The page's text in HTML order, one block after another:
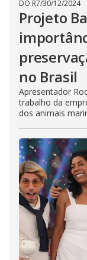
DO R7/30/12/2024
Projeto
no Brasil
Apresentador
trabalho da
dos animais